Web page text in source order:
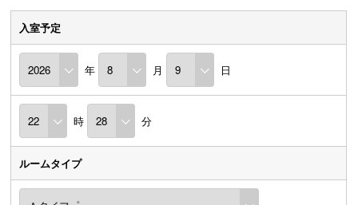
入室予定
年 月 日
時 分
ルームタイプ